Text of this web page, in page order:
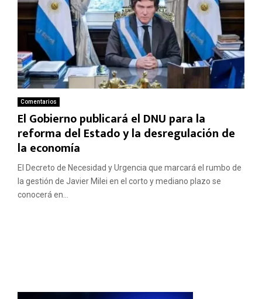
Comentarios
El Gobierno publicará el DNU para la
reforma del Estado y la desregulación de
la economía
El Decreto de Necesidad y Urgencia que marcará el rumbo de
la gestión de Javier Milei en el corto y mediano plazo se
conocerá en...